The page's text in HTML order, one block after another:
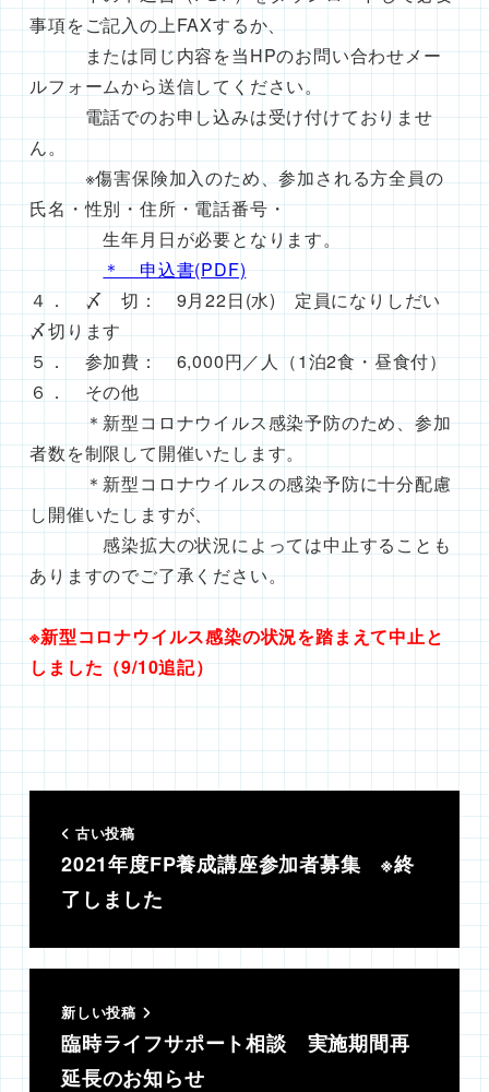
事項をご記入の上FAXするか、
または同じ内容を当HPのお問い合わせメー
ルフォームから送信してください。
電話でのお申し込みは受け付けておりませ
ん。
※傷害保険加入のため、参加される方全員の
氏名・性別・住所・電話番号・
生年月日が必要となります。
＊ 申込書(PDF)
４． 〆 切： 9月22日(水) 定員になりしだい
〆切ります
５． 参加費： 6,000円／人（1泊2食・昼食付）
６． その他
＊新型コロナウイルス感染予防のため、参加
者数を制限して開催いたします。
＊新型コロナウイルスの感染予防に十分配慮
し開催いたしますが、
感染拡大の状況によっては中止することも
ありますのでご了承ください。
※新型コロナウイルス感染の状況を踏まえて中止と
しました（9/10追記）
古い投稿
2021年度FP養成講座参加者募集 ※終
了しました
新しい投稿
臨時ライフサポート相談 実施期間再
延長のお知らせ